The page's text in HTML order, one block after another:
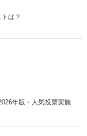
は？
年版・人気投票実施